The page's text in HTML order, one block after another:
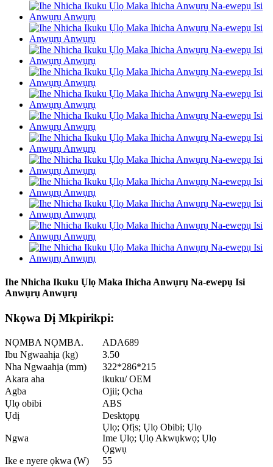
Ihe Nhicha Ikuku Ụlọ Maka Ihicha Anwụrụ Na-ewepụ Isi
Anwụrụ Anwụrụ
Nkọwa Dị Mkpirikpi:
NỌMBA NỌMBA.
ADA689
Ibu Ngwaahịa (kg)
3.50
Nha Ngwaahịa (mm)
322*286*215
Akara aha
ikuku/ OEM
Agba
Ojii; Ọcha
Ụlọ obibi
ABS
Ụdị
Desktọpụ
Ngwa
Ụlọ; Ọfịs; Ụlọ Obibi; Ụlọ
Ime Ụlọ; Ụlọ Akwụkwọ; Ụlọ
Ọgwụ
Ike e nyere ọkwa (W)
55